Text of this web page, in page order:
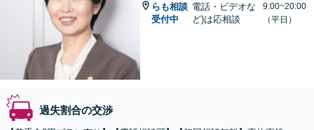
らも相談
受付中
電話・ビデオな
ど)は応相談
9:00~20:00
（平日）
過失割合の交渉